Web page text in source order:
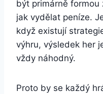
být primárně formou
jak vydělat peníze.
když existují
výhru, výsledek her
vždy náhodný.
Proto by se každý